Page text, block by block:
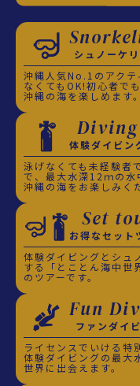
シュノーケ
沖縄人気No.1のアクテ
なくてもOK!初心者で
沖縄の海を楽しめます。
Diving
体験ダイビン
泳げなくても未経験者
で、最大水深12ｍの水
沖縄の海をお楽しみく
Set
お得なセット
体験ダイビングとシュ
する「とことん海中世
のツアーです。
Fun
ファンダイ
ライセンスでいける特
体験ダイビングの最大
世界に出会えます。